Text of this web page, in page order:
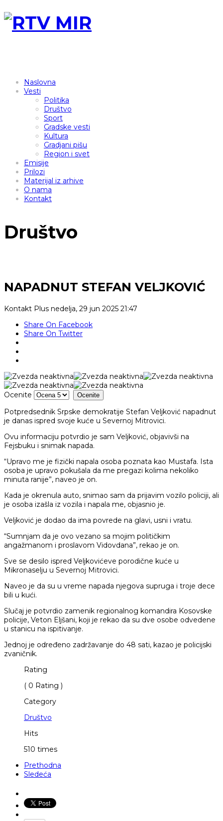
Naslovna
Vesti
Politika
Društvo
Sport
Gradske vesti
Kultura
Gradjani pišu
Region i svet
Emisije
Prilozi
Materijal iz arhive
O nama
Kontakt
Društvo
NAPADNUT STEFAN VELJKOVIĆ
Kontakt Plus nedelja, 29 jun 2025 21:47
Share On Facebook
Share On Twitter
Ocenite
Potpredsednik Srpske demokratije Stefan Veljković napadnut
je danas ispred svoje kuće u Severnoj Mitrovici.
Ovu informaciju potvrdio je sam Veljković, objavivši na
Fejsbuku i snimak napada.
“Upravo me je fizički napala osoba poznata kao Mustafa. Ista
osoba je upravo pokušala da me pregazi kolima nekoliko
minuta ranije”, naveo je on.
Кada je okrenula auto, snimao sam da prijavim vozilo policiji, ali
je osoba izašla iz vozila i napala me, objasnio je.
Veljković je dodao da ima povrede na glavi, usni i vratu.
“Sumnjam da je ovo vezano sa mojim političkim
angažmanom i proslavom Vidovdana”, rekao je on.
Sve se desilo ispred Veljkovićeve porodične kuće u
Mikronaselju u Severnoj Mitrovici.
Naveo je da su u vreme napada njegova supruga i troje dece
bili u kući.
Slučaj je potvrdio zamenik regionalnog komandira Kosovske
policije, Veton Eljšani, koji je rekao da su dve osobe odvedene
u stanicu na ispitivanje.
Jednoj je određeno zadržavanje do 48 sati, kazao je policijski
zvaničnik.
Rating
( 0 Rating )
Category
Društvo
Hits
510 times
Prethodna
Sledeća